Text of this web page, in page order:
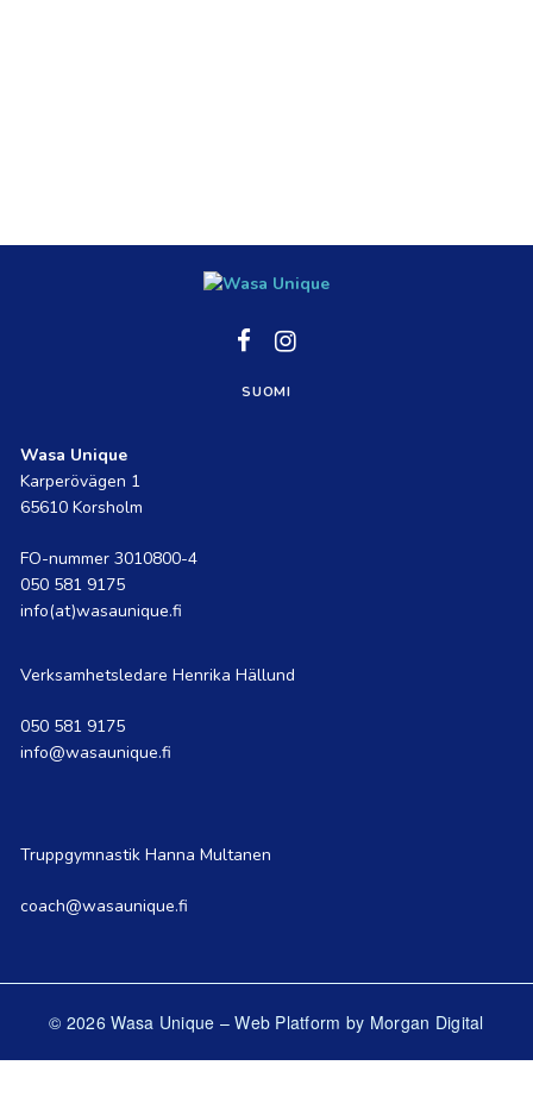
Social
link
Social
SUOMI
Wasa Unique
Karperövägen 1
65610 Korsholm
FO-nummer 3010800-4
050 581 9175
info(at)wasaunique.fi
Verksamhetsledare Henrika Hällund
050 581 9175
info@wasaunique.fi
Truppgymnastik Hanna Multanen
coach@wasaunique.fi
© 2026 Wasa Unique – Web Platform by Morgan Digital